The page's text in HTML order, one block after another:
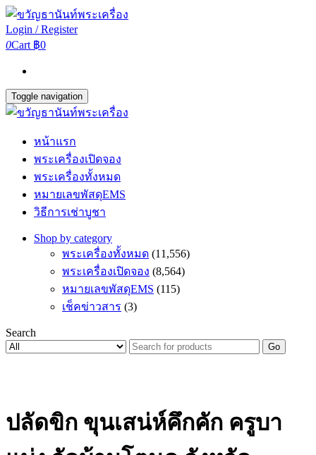
Login / Register
0Cart ฿0
Toggle navigation
หน้าแรก
พระเครื่องเปิดจอง
พระเครื่องทั้งหมด
หมายเลขพัสดุEMS
วิธีการเช่าบูชา
Shop by category
พระเครื่องทั้งหมด (11,556)
พระเครื่องเปิดจอง (8,564)
หมายเลขพัสดุEMS (115)
เช็คข่าวสาร (3)
Search
Go
ปลัดขิก ขุนเสน่ห์คึกคัก ครูบา